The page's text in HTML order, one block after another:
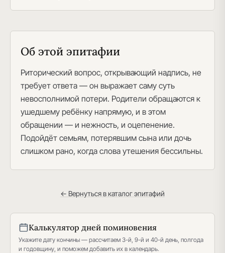
Об этой эпитафии
Риторический вопрос, открывающий надпись, не
требует ответа — он выражает саму суть
невосполнимой потери. Родители обращаются к
ушедшему ребёнку напрямую, и в этом
обращении — и нежность, и оцепенение.
Подойдёт семьям, потерявшим сына или дочь
слишком рано, когда слова утешения бессильны.
← Вернуться в каталог эпитафий
Калькулятор дней поминовения
Укажите дату кончины — рассчитаем 3-й, 9-й и 40-й день, полгода
и годовщину, и поможем добавить их в календарь.